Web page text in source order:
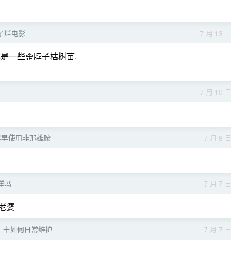
7 月 13 日
烂电影
一些歪脖子枯树苗.
7 月 10 日
7 月 8 日
使用非那雄胺
7 月 7 日
吗
婆
7 月 7 日
十如何日常维护